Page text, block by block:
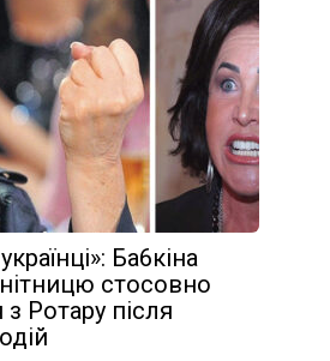
Бa6кінa
стосовно
Poтapy після